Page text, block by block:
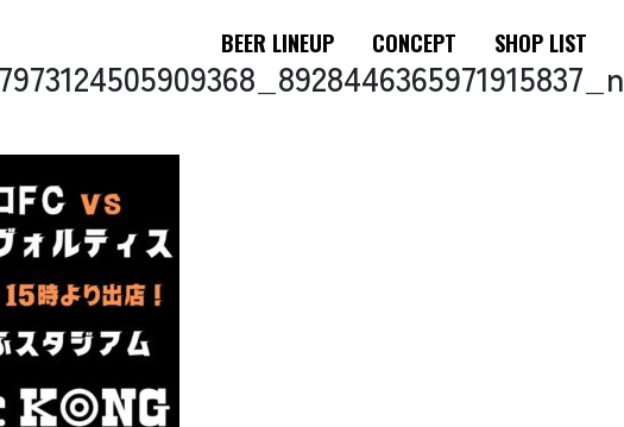
BEER LINEUP CONCEPT SHOP LIST